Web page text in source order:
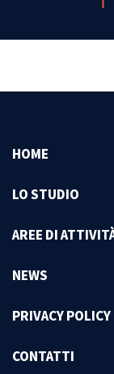
HOME
LO STUDIO
AREE DI
NEWS
PRIVACY POLICY
CONTATTI